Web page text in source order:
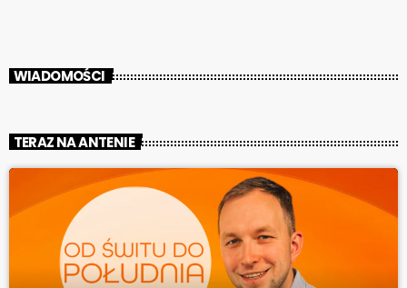
WIADOMOŚCI
TERAZ NA ANTENIE